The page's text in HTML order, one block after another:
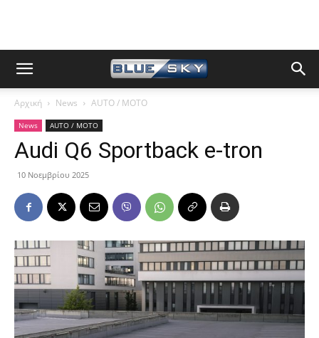
Αρχική News AUTO / MOTO
News AUTO / MOTO
Audi Q6 Sportback e-tron
10 Νοεμβρίου 2025